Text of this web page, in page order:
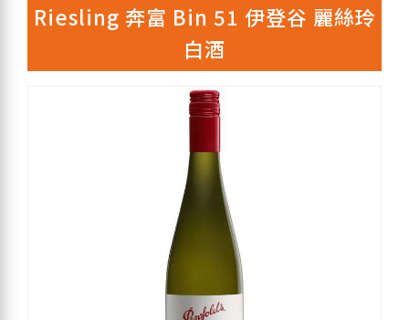
Riesling 奔富 Bin 51 伊登谷 麗絲玲
白酒